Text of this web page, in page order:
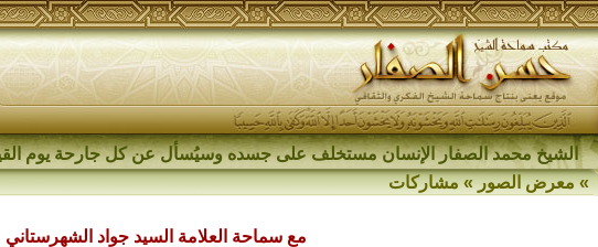
الشيخ محمد الصفار الإنسان مستخلف على جسده وسيُسأل عن كل جارحة يوم
»معرض الصور»مشاركات
مع سماحة العلامة السيد جواد الشهرستاني